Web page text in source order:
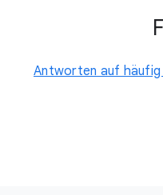
Antworten auf